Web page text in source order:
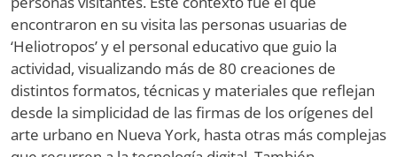
encontraron en su visita las personas usuarias de
‘Heliotropos’ y el personal educativo que guio la
actividad, visualizando más de 80 creaciones de
distintos formatos, técnicas y materiales que reflejan
desde la simplicidad de las firmas de los orígenes del
arte urbano en Nueva York, hasta otras más complejas